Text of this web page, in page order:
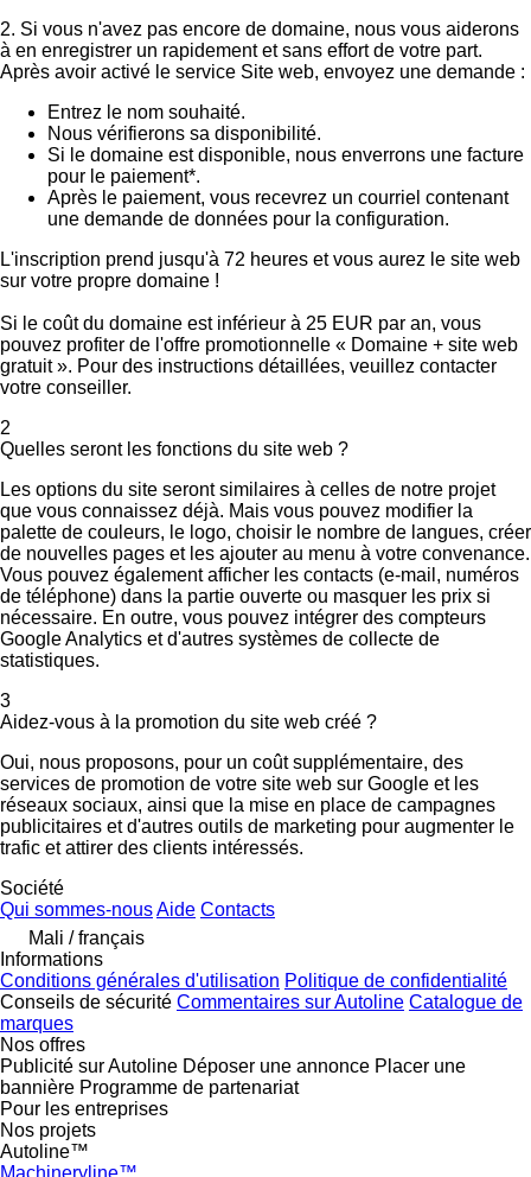
2. Si vous n'avez pas encore de domaine, nous vous aiderons
à en enregistrer un rapidement et sans effort de votre part.
Après avoir activé le service Site web, envoyez une demande :
Entrez le nom souhaité.
Nous vérifierons sa disponibilité.
Si le domaine est disponible, nous enverrons une facture
pour le paiement*.
Après le paiement, vous recevrez un courriel contenant
une demande de données pour la configuration.
L'inscription prend jusqu'à 72 heures et vous aurez le site web
sur votre propre domaine !
Si le coût du domaine est inférieur à 25 EUR par an, vous
pouvez profiter de l'offre promotionnelle « Domaine + site web
gratuit ». Pour des instructions détaillées, veuillez contacter
votre conseiller.
2
Quelles seront les fonctions du site web ?
Les options du site seront similaires à celles de notre projet
que vous connaissez déjà. Mais vous pouvez modifier la
palette de couleurs, le logo, choisir le nombre de langues, créer
de nouvelles pages et les ajouter au menu à votre convenance.
Vous pouvez également afficher les contacts (e-mail, numéros
de téléphone) dans la partie ouverte ou masquer les prix si
nécessaire. En outre, vous pouvez intégrer des compteurs
Google Analytics et d'autres systèmes de collecte de
statistiques.
3
Aidez-vous à la promotion du site web créé ?
Oui, nous proposons, pour un coût supplémentaire, des
services de promotion de votre site web sur Google et les
réseaux sociaux, ainsi que la mise en place de campagnes
publicitaires et d'autres outils de marketing pour augmenter le
trafic et attirer des clients intéressés.
Société
Qui sommes-nousAide Contacts
Mali / français
Informations
Conditions générales d'utilisation Politique de confidentialité
Conseils de sécurité Commentaires sur Autoline Catalogue de
marques
Nos offres
Publicité sur Autoline Déposer une annonce Placer une
bannière Programme de partenariat
Pour les entreprises
Nos projets
Autoline™
Machineryline™